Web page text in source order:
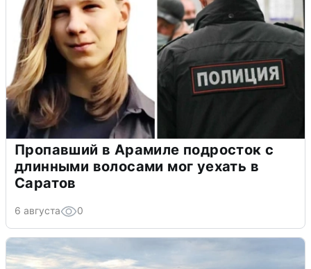
Пропавший в Арамиле подросток с
длинными волосами мог уехать в
Саратов
6 августа 0